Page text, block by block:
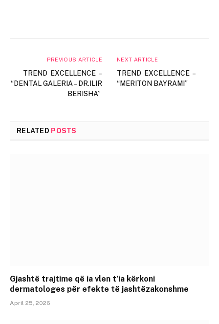
PREVIOUS ARTICLE
TREND EXCELLENCE –
“DENTAL GALERIA – DR.ILIR
BERISHA”
NEXT ARTICLE
TREND EXCELLENCE –
“MERITON BAYRAMI”
RELATED POSTS
Gjashtë trajtime që ia vlen t’ia kërkoni
dermatologes për efekte të jashtëzakonshme
April 25, 2026